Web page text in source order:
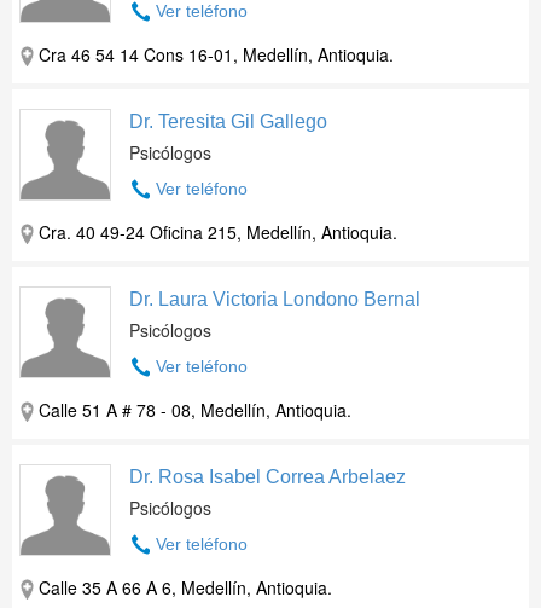
Ver teléfono
Cra 46 54 14 Cons 16-01, Medellín, Antioquia.
Dr. Teresita Gil Gallego
Psicólogos
Ver teléfono
Cra. 40 49-24 Oficina 215, Medellín, Antioquia.
Dr. Laura Victoria Londono Bernal
Psicólogos
Ver teléfono
Calle 51 A # 78 - 08, Medellín, Antioquia.
Dr. Rosa Isabel Correa Arbelaez
Psicólogos
Ver teléfono
Calle 35 A 66 A 6, Medellín, Antioquia.